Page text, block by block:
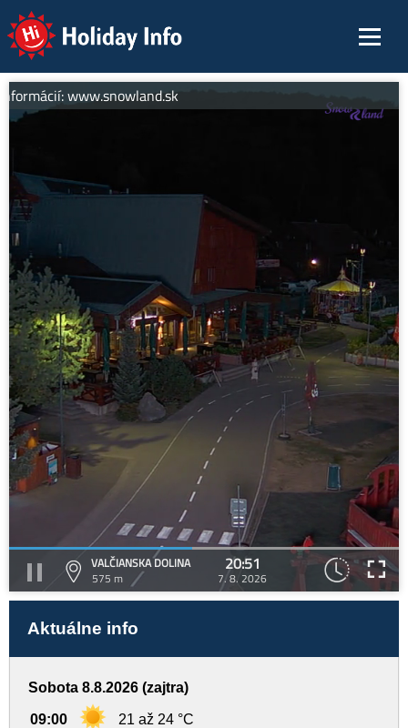
Holiday Info
www.snowland.sk
VALČIANSKA DOLINA
575 m
20:51
7. 8. 2026
Aktuálne info
Sobota 8.8.2026 (zajtra)
09:00 21 až 24 °C